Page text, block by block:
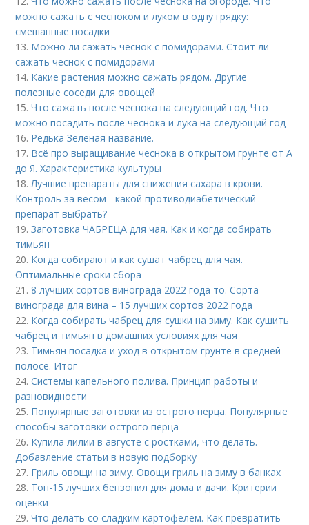
можно сажать с чесноком и луком в одну грядку:
смешанные посадки
13. Можно ли сажать чеснок с помидорами. Стоит ли
сажать чеснок с помидорами
14. Какие растения можно сажать рядом. Другие
полезные соседи для овощей
15.Что сажать после чеснока на следующий год. Что
можно посадить после чеснока и лука на следующий год
16. Редька Зеленая название.
17. Всё про выращивание чеснока в открытом грунте от А
до Я. Характеристика культуры
18.Лучшие препараты для снижения сахара в крови.
Контроль за весом - какой противодиабетический
препарат выбрать?
19.Заготовка ЧАБРЕЦА для чая. Как и когда собирать
тимьян
20. Когда собирают и как сушат чабрец для чая.
Оптимальные сроки сбора
21.8 лучших сортов винограда 2022 года то. Сорта
винограда для вина – 15 лучших сортов 2022 года
22. Когда собирать чабрец для сушки на зиму. Как сушить
чабрец и тимьян в домашних условиях для чая
23. Тимьян посадка и уход в открытом грунте в средней
полосе. Итог
24.Системы капельного полива. Принцип работы и
разновидности
25. Популярные заготовки из острого перца. Популярные
способы заготовки острого перца
26. Купила лилии в августе с ростками, что делать.
Добавление статьи в новую подборку
27. Гриль овощи на зиму. Овощи гриль на зиму в банках
28. Топ-15 лучших бензопил для дома и дачи. Критерии
оценки
29.Что делать со сладким картофелем. Как превратить